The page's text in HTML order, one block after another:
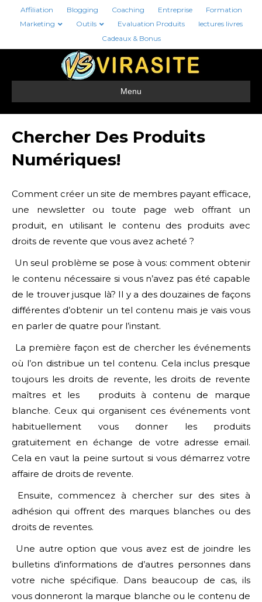
Affiliation Blogging Coaching Entreprise
Formation
Marketing
Outils Evaluation Produits
lectures livres
Cadeaux & Bonus
Menu
Chercher Des Produits
Numériques!
Comment créer un site de membres payant efficace,
une newsletter ou toute page web offrant un
produit, en utilisant le contenu des produits avec
droits de revente que vous avez acheté ?
Un seul problème se pose à vous: comment obtenir
le contenu nécessaire si vous n’avez pas été capable
de le trouver jusque là? Il y a des douzaines de façons
différentes d’obtenir un tel contenu mais je vais vous
en parler de quatre pour l’instant.
La première façon est de chercher les événements
où l’on distribue un tel contenu. Cela inclus presque
toujours les droits de revente, les droits de revente
maîtres et les produits à contenu de marque
blanche. Ceux qui organisent ces événements vont
habituellement vous donner les produits
gratuitement en échange de votre adresse email.
Cela en vaut la peine surtout si vous démarrez votre
affaire de droits de revente.
Ensuite, commencez à chercher sur des sites à
adhésion qui offrent des marques blanches ou des
droits de reventes.
Une autre option que vous avez est de joindre les
bulletins d’informations de d’autres personnes dans
votre niche spécifique. Dans beaucoup de cas, ils
vous donneront la marque blanche ou le contenu de